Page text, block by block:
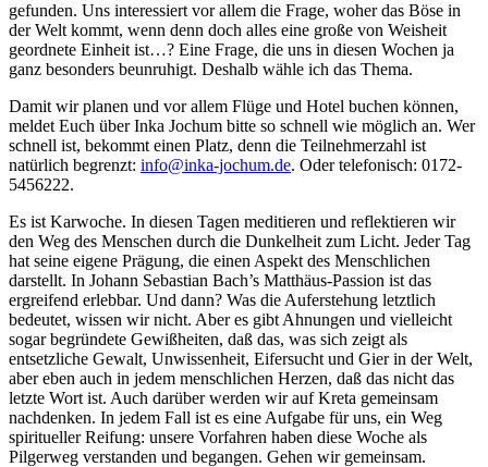
gefunden. Uns interessiert vor allem die Frage, woher das Böse in
der Welt kommt, wenn denn doch alles eine große von Weisheit
geordnete Einheit ist…? Eine Frage, die uns in diesen Wochen ja
ganz besonders beunruhigt. Deshalb wähle ich das Thema.
Damit wir planen und vor allem Flüge und Hotel buchen können,
meldet Euch über Inka Jochum bitte so schnell wie möglich an. Wer
schnell ist, bekommt einen Platz, denn die Teilnehmerzahl ist
natürlich begrenzt: info@inka-jochum.de. Oder telefonisch: 0172-
5456222.
Es ist Karwoche. In diesen Tagen meditieren und reflektieren wir
den Weg des Menschen durch die Dunkelheit zum Licht. Jeder Tag
hat seine eigene Prägung, die einen Aspekt des Menschlichen
darstellt. In Johann Sebastian Bach’s Matthäus-Passion ist das
ergreifend erlebbar. Und dann? Was die Auferstehung letztlich
bedeutet, wissen wir nicht. Aber es gibt Ahnungen und vielleicht
sogar begründete Gewißheiten, daß das, was sich zeigt als
entsetzliche Gewalt, Unwissenheit, Eifersucht und Gier in der Welt,
aber eben auch in jedem menschlichen Herzen, daß das nicht das
letzte Wort ist. Auch darüber werden wir auf Kreta gemeinsam
nachdenken. In jedem Fall ist es eine Aufgabe für uns, ein Weg
spiritueller Reifung: unsere Vorfahren haben diese Woche als
Pilgerweg verstanden und begangen. Gehen wir gemeinsam.